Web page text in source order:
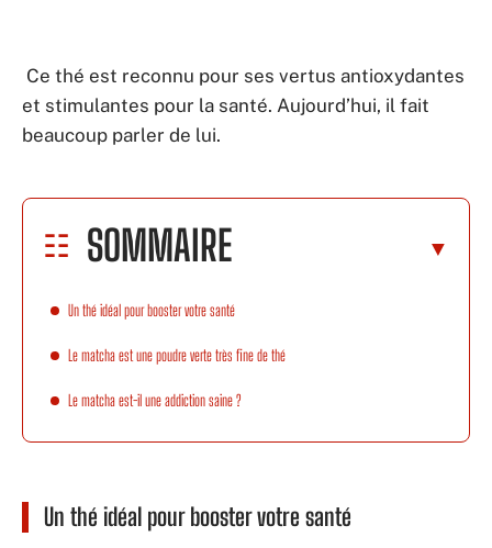
Ce thé est reconnu pour ses vertus antioxydantes
et stimulantes pour la santé. Aujourd’hui, il fait
beaucoup parler de lui.
SOMMAIRE
Un thé idéal pour booster votre santé
Le matcha est une poudre verte très fine de thé
Le matcha est-il une addiction saine ?
Un thé idéal pour booster votre santé